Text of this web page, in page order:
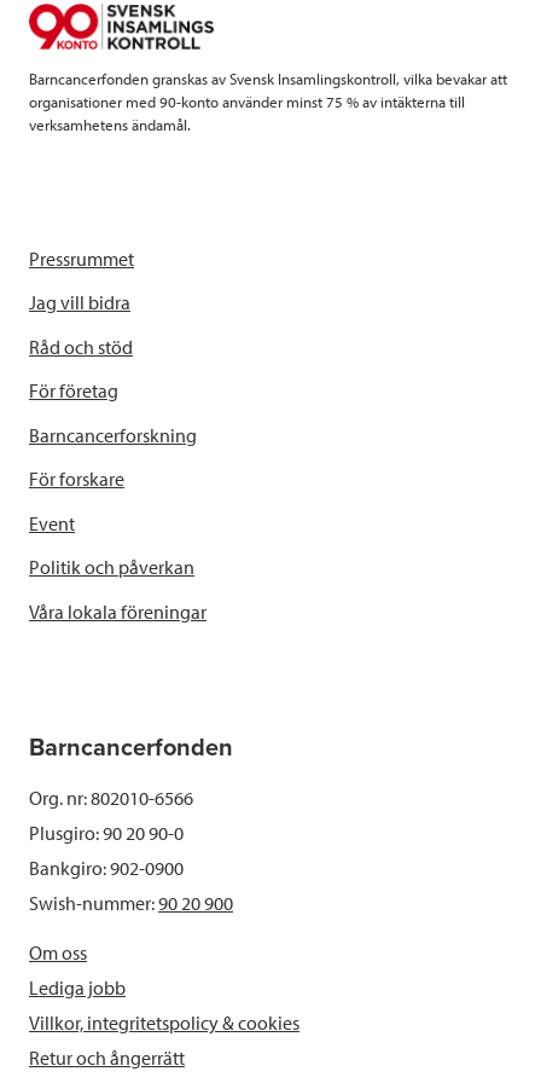
k
Barncancerfonden granskas av Svensk Insamlingskontroll, vilka bevakar att
organisationer med 90-konto använder minst 75 % av intäkterna till
verksamhetens ändamål.
Pressrummet
Jag vill bidra
Råd och stöd
För företag
Barncancerforskning
För forskare
Event
Politik och påverkan
Våra lokala föreningar
Barncancerfonden
Org. nr: 802010-6566
Plusgiro: 90 20 90-0
Bankgiro: 902-0900
Swish-nummer:90 20 900
Om oss
Lediga jobb
Villkor, integritetspolicy & cookies
Retur och ångerrätt